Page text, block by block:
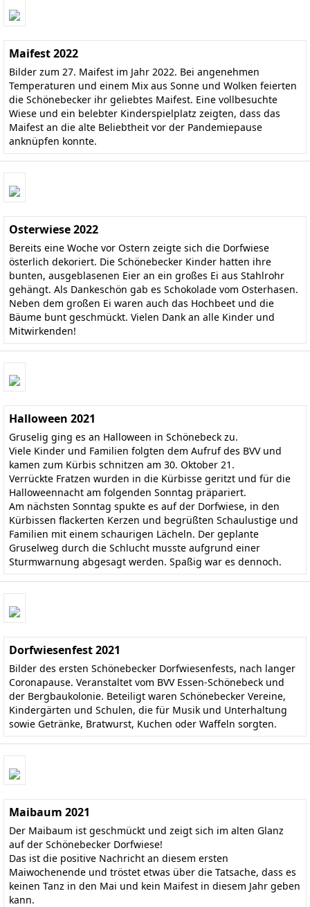
Maifest 2022
Bilder zum 27. Maifest im Jahr 2022. Bei angenehmen
Temperaturen und einem Mix aus Sonne und Wolken feierten
die Schönebecker ihr geliebtes Maifest. Eine vollbesuchte
Wiese und ein belebter Kinderspielplatz zeigten, dass das
Maifest an die alte Beliebtheit vor der Pandemiepause
anknüpfen konnte.
Osterwiese 2022
Bereits eine Woche vor Ostern zeigte sich die Dorfwiese
österlich dekoriert. Die Schönebecker Kinder hatten ihre
bunten, ausgeblasenen Eier an ein großes Ei aus Stahlrohr
gehängt. Als Dankeschön gab es Schokolade vom Osterhasen.
Neben dem großen Ei waren auch das Hochbeet und die
Bäume bunt geschmückt. Vielen Dank an alle Kinder und
Mitwirkenden!
Halloween 2021
Gruselig ging es an Halloween in Schönebeck zu.
Viele Kinder und Familien folgten dem Aufruf des BVV und
kamen zum Kürbis schnitzen am 30. Oktober 21.
Verrückte Fratzen wurden in die Kürbisse geritzt und für die
Halloweennacht am folgenden Sonntag präpariert.
Am nächsten Sonntag spukte es auf der Dorfwiese, in den
Kürbissen flackerten Kerzen und begrüßten Schaulustige und
Familien mit einem schaurigen Lächeln. Der geplante
Gruselweg durch die Schlucht musste aufgrund einer
Sturmwarnung abgesagt werden. Spaßig war es dennoch.
Dorfwiesenfest 2021
Bilder des ersten Schönebecker Dorfwiesenfests, nach langer
Coronapause. Veranstaltet vom BVV Essen-Schönebeck und
der Bergbaukolonie. Beteiligt waren Schönebecker Vereine,
Kindergärten und Schulen, die für Musik und Unterhaltung
sowie Getränke, Bratwurst, Kuchen oder Waffeln sorgten.
Maibaum 2021
Der Maibaum ist geschmückt und zeigt sich im alten Glanz
auf der Schönebecker Dorfwiese!
Das ist die positive Nachricht an diesem ersten
Maiwochenende und tröstet etwas über die Tatsache, dass es
keinen Tanz in den Mai und kein Maifest in diesem Jahr geben
kann.